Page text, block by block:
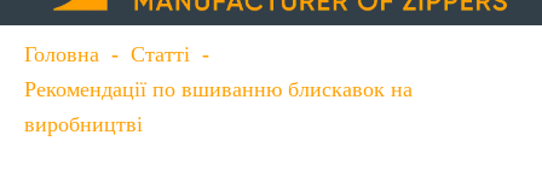
Головна - Статті -
Рекомендації по вшиванню блискавок на
виробництві